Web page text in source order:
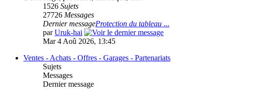
1526 Sujets
27726 Messages
Dernier messageProtection du tableau ...
parUruk-hai
Mar 4 Aoû 2026, 13:45
Ventes - Achats - Offres - Garages - Partenariats
Sujets
Messages
Dernier message